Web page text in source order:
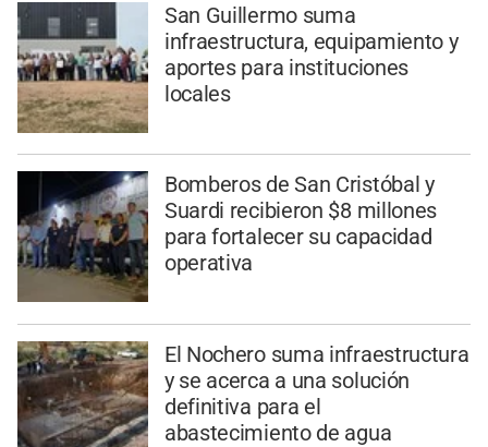
San Guillermo suma
infraestructura, equipamiento y
aportes para instituciones
locales
Bomberos de San Cristóbal y
Suardi recibieron $8 millones
para fortalecer su capacidad
operativa
El Nochero suma infraestructura
y se acerca a una solución
definitiva para el
abastecimiento de agua